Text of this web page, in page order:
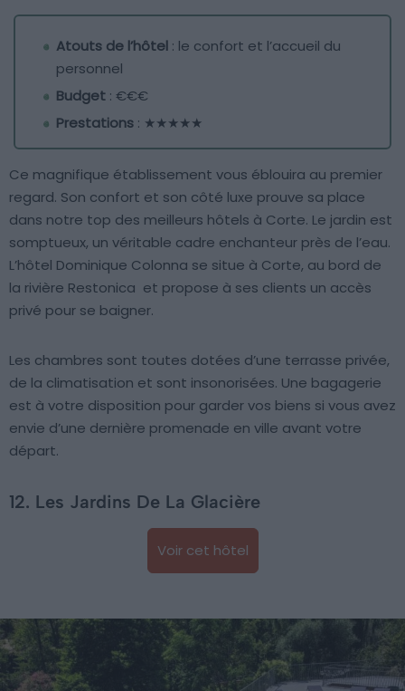
Atouts de l’hôtel : le confort et l’accueil du
personnel
Budget : €€€
Prestations : ★★★★★
Ce magnifique établissement vous éblouira au premier
regard. Son confort et son côté luxe prouve sa place
dans notre top des meilleurs hôtels à Corte. Le jardin est
somptueux, un véritable cadre enchanteur près de l’eau.
L’hôtel Dominique Colonna se situe à Corte, au bord de
la rivière Restonica et propose à ses clients un accès
privé pour se baigner.
Les chambres sont toutes dotées d’une terrasse privée,
de la climatisation et sont insonorisées. Une bagagerie
est à votre disposition pour garder vos biens si vous avez
envie d’une dernière promenade en ville avant votre
départ.
12. Les Jardins De La Glacière
Voir cet hôtel